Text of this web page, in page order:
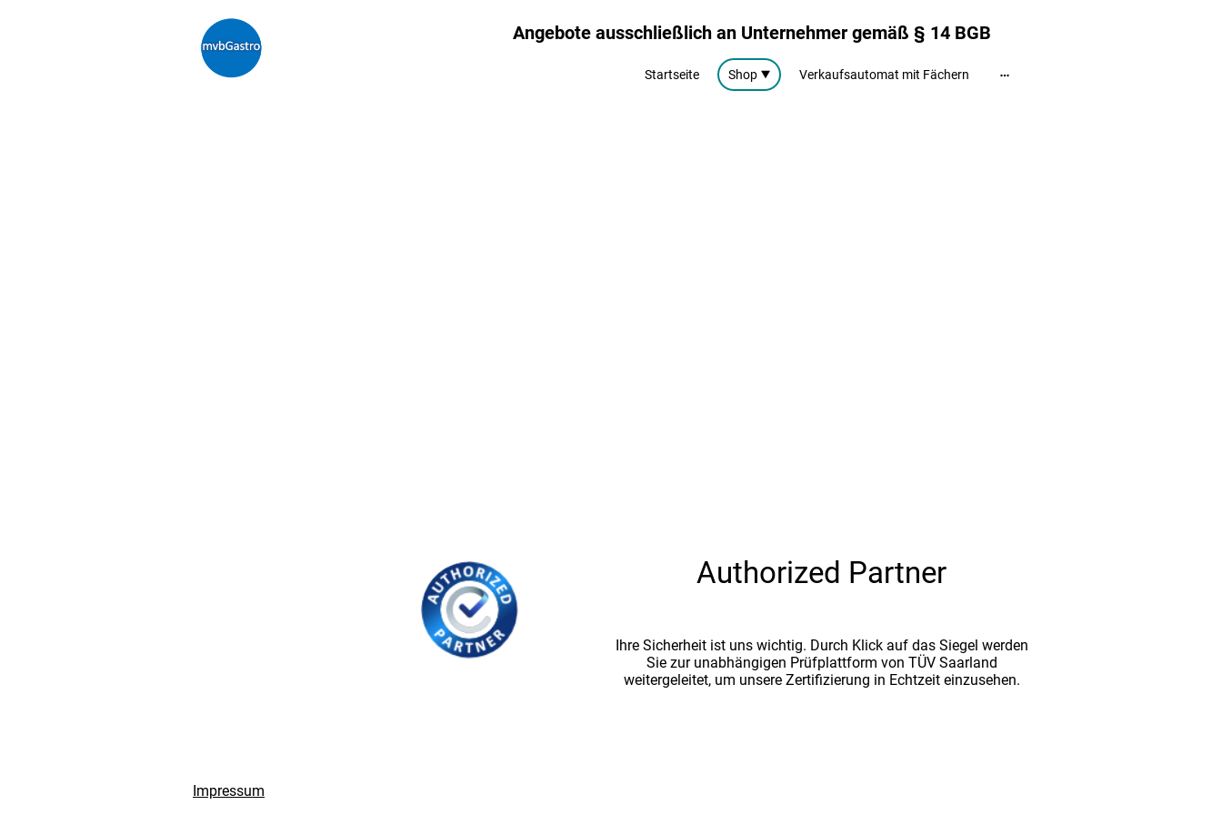
Angebote ausschließlich an Unternehmer gemäß § 14 BGB
Startseite Shop Verkaufsautomat mit Fächern
Authorized Partner
Ihre Sicherheit ist uns wichtig. Durch Klick auf das Siegel werden
Sie zur unabhängigen Prüfplattform von TÜV Saarland
weitergeleitet, um unsere Zertifizierung in Echtzeit einzusehen.
Impressum